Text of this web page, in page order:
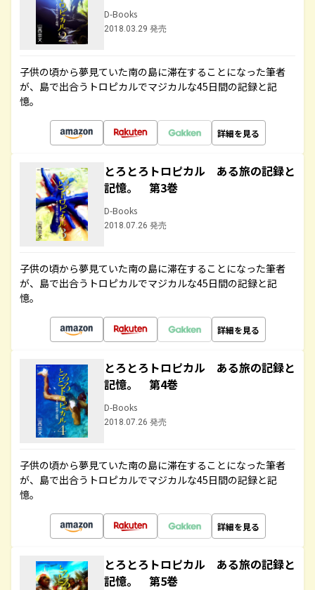
D-Books
2018.03.29 発売
子供の頃から夢見ていた南の島に滞在することになった筆者
が、島で出合うトロピカルでマジカルな45日間の記録と記
憶。
詳細を見る
とろとろトロピカル ある旅の記録と
記憶。 第3巻
D-Books
2018.07.26 発売
子供の頃から夢見ていた南の島に滞在することになった筆者
が、島で出合うトロピカルでマジカルな45日間の記録と記
憶。
詳細を見る
とろとろトロピカル ある旅の記録と
記憶。 第4巻
D-Books
2018.07.26 発売
子供の頃から夢見ていた南の島に滞在することになった筆者
が、島で出合うトロピカルでマジカルな45日間の記録と記
憶。
詳細を見る
とろとろトロピカル ある旅の記録と
記憶。 第5巻